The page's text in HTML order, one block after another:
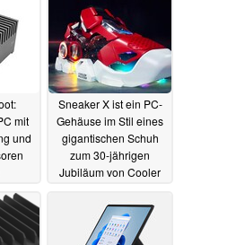
mit
und
Sneaker X ist ein PC-
Gehäuse im Stil eines
gigantischen Schuh
zum 30-jährigen
Jubiläum von Cooler